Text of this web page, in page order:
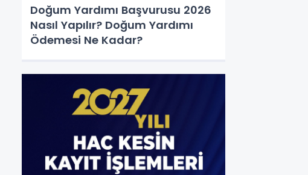
Doğum Yardımı Başvurusu 2026
Nasıl Yapılır? Doğum Yardımı
Ödemesi Ne Kadar?